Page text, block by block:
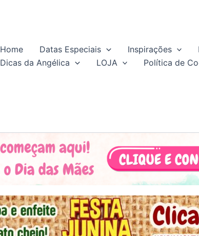
Home Datas Especiais Inspirações
Dicas da Angélica
LOJA Política de